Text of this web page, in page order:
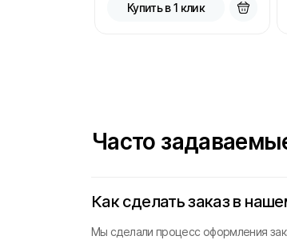
Купить в 1 клик
Часто
Как сделать заказ в
Мы сделали процесс оформления